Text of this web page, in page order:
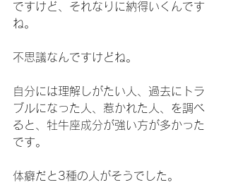
ですけど、それなりに納得いくんです
ね。
不思議なんですけどね。
自分には理解しがたい人、過去にトラ
ブルになった人、惹かれた人、を調べ
ると、牡牛座成分が強い方が多かった
です。
体癖だと3種の人がそうでした。